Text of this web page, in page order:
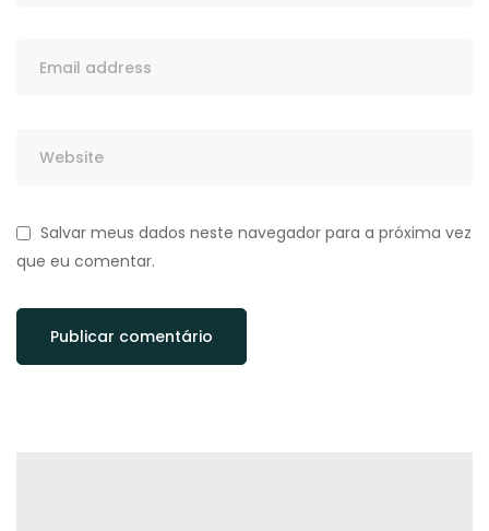
Salvar meus dados neste navegador para a próxima vez
que eu comentar.